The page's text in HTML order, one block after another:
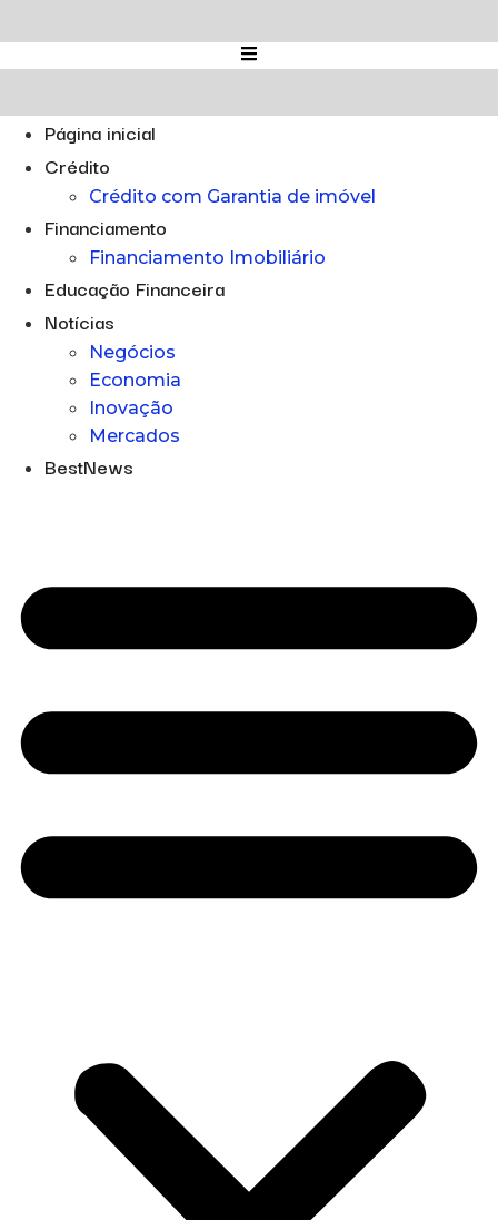
para
o
Página inicial
Crédito
Crédito com Garantia de imóvel
Financiamento
Financiamento Imobiliário
Educação Financeira
Notícias
Negócios
Economia
Inovação
Mercados
BestNews